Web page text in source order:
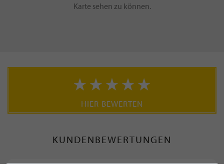
Karte sehen zu können.
HIER BEWERTEN
KUNDENBEWERTUNGEN